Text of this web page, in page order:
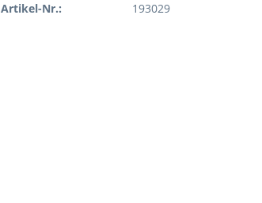
Artikel-Nr.: 193029